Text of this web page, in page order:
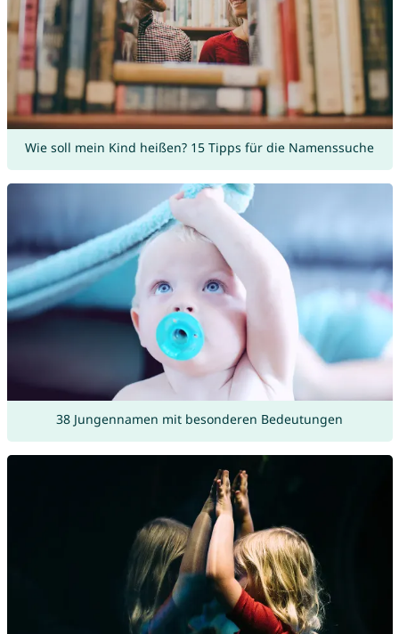
Wie soll mein Kind heißen? 15 Tipps für die Namenssuche
38 Jungennamen mit besonderen Bedeutungen